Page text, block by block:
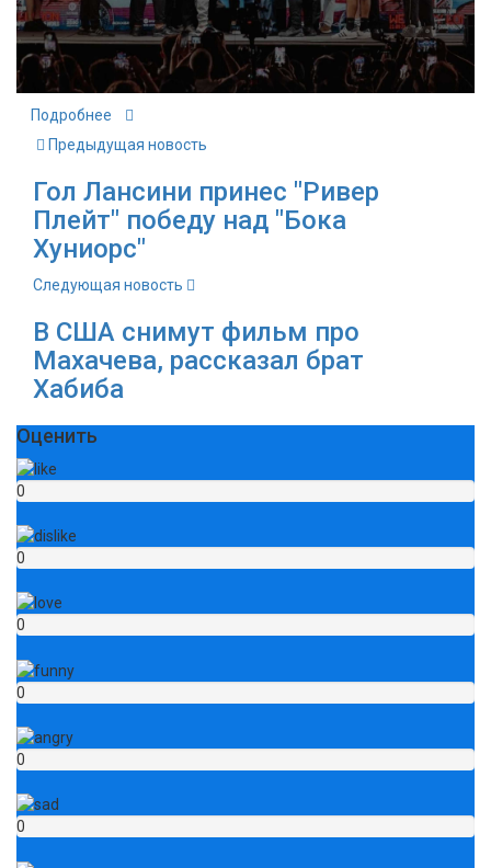
Подробнее
Предыдущая новость
Гол Лансини принес "Ривер
Плейт" победу над "Бока
Хуниорс"
Следующая новость
В США снимут фильм про
Махачева, рассказал брат
Хабиба
Оценить
0
0
0
0
0
0